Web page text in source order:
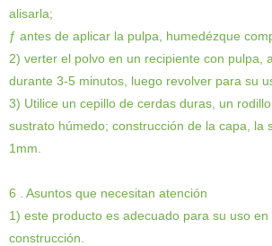
alisarla;
ƒ antes de aplicar la pulpa, humedézque
2) verter el polvo en un recipiente con pulpa,
durante 3-5 minutos, luego revolver para su
3) Utilice un cepillo de cerdas duras, un
sustrato húmedo; construcción de la capa,
1mm.
6 . Asuntosque necesitan atención
1) este producto es adecuado para su uso
construcción.